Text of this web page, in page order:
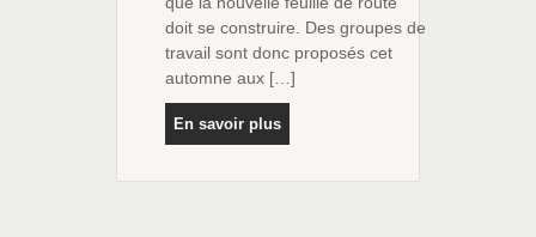
doit se construire. Des groupes de
travail sont donc proposés cet
automne aux […]
En savoir plus